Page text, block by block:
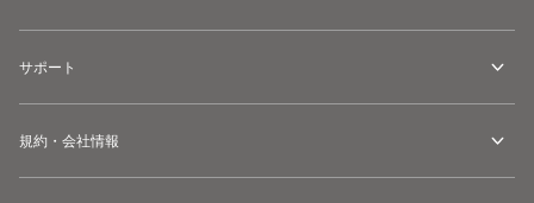
サポート
規約・会社情報